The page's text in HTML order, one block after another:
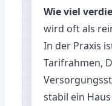
Wie viel
wird oft als
In der Praxis
Tarifrahmen,
stabil ein